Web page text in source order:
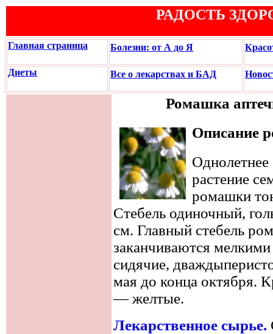
РАДОСТЬ
Главная страница Болезни: от А до Я
Диеты Все о лекарствах и БАД
Ромашка
Описание
Однолетнее
растение
ромашки
Стебель одиночный,
см. Главный стебель
заканчиваются
сидячие,
мая до конца октября.
— желтые.
Лекарственное сырье.